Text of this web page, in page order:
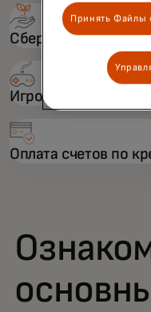
Сберегательный
Игровой аккаунт
Оплата счетов по
Принять Файлы